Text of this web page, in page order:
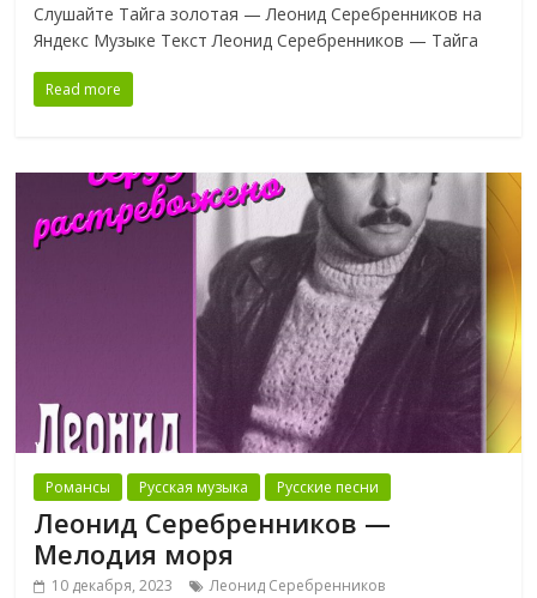
Слушайте Тайга золотая — Леонид Серебренников на
Яндекс Музыке Текст Леонид Серебренников — Тайга
Read more
Романсы Русская музыка Русские песни
Леонид Серебренников —
Мелодия моря
10 декабря, 2023 Леонид Серебренников